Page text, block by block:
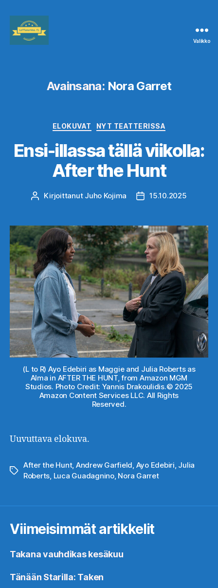
Valikko
Avainsana: Nora Garret
Kategoriat
ELOKUVAT NYT TEATTERISSA
Ensi-illassa tällä viikolla:
After the Hunt
Kirjoittaja
Kirjoittanut Juho Kojima Julkaisupäivämäärä
15.10.2025
(L to R) Ayo Edebiri as Maggie and Julia Roberts as
Alma in AFTER THE HUNT, from Amazon MGM
Studios. Photo Credit: Yannis Drakoulidis.© 2025
Amazon Content Services LLC. All Rights
Reserved.
Uuvuttava elokuva.
Avainsanat
After the Hunt, Andrew Garfield, Ayo Edebiri, Julia
Roberts, Luca Guadagnino, Nora Garret
Viimeisimmät artikkelit
Takana vauhdikas kesäkuu
Tänään Starilla: Taken